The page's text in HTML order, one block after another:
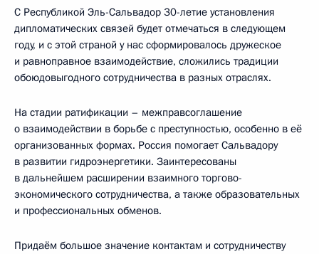
С Республикой Эль-Сальвадор 30-летие установления
дипломатических связей будет отмечаться в следующем
году, и с этой страной у нас сформировалось дружеское
и равноправное взаимодействие, сложились традиции
обоюдовыгодного сотрудничества в разных отраслях.
На стадии ратификации – межправсоглашение
о взаимодействии в борьбе с преступностью, особенно в её
организованных формах. Россия помогает Сальвадору
в развитии гидроэнергетики. Заинтересованы
в дальнейшем расширении взаимного торгово-
экономического сотрудничества, а также образовательных
и профессиональных обменов.
Придаём большое значение контактам и сотрудничеству